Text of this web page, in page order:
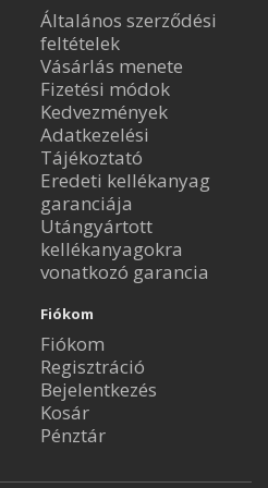
Általános szerződési
feltételek
Vásárlás menete
Fizetési módok
Kedvezmények
Adatkezelési
Tájékoztató
Eredeti kellékanyag
garanciája
Utángyártott
kellékanyagokra
vonatkozó garancia
Fiókom
Fiókom
Regisztráció
Bejelentkezés
Kosár
Pénztár